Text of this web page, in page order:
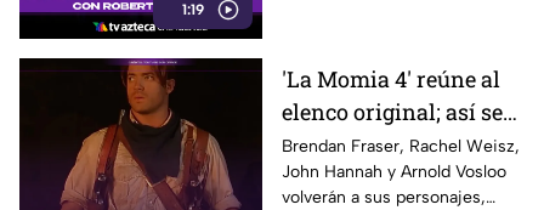
1:19
'La Momia 4' reúne al
elenco original; así será
el regreso de Rick
O’Connell e Imhotep
Brendan Fraser, Rachel Weisz,
John Hannah y Arnold Vosloo
volverán a sus personajes,